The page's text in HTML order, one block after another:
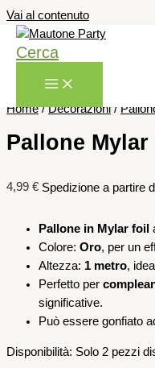
Vai al contenuto
Cerca
Home/Decorazioni /
Pallone
4,99 € Spedizione a partire
Pallone in Mylar foil
Colore: Oro, per un
Altezza: 1 metro,
Perfetto per
significative.
Può essere gonfiato
Disponibilità: Solo 2 pezzi